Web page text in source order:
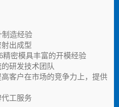
制造经验
出成型
精密模具丰富的开模经验
研发技术团队
客户在市场的竞争力上，提供
工服务